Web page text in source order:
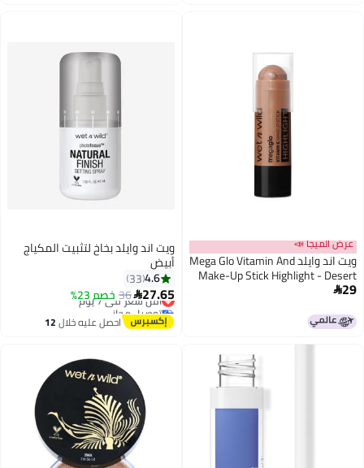
عرض الميجا 📣
ويت اند وايلد Mega Glo Vitamin And
Make-Up Stick Highlight - Desert
Sands
29
ويت اند وايلد بخاخ لتثبيت المكياج
أبيض
4.6
33
27.65
36 خصم 23%أقل سعر في 7 يوم
توصيل مجاني
أقل سعر في 7 يوماحصل عليه خلال12
اغسطس